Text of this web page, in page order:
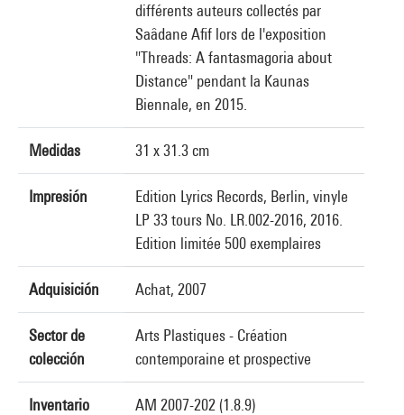
différents auteurs collectés par
Saâdane Afif lors de l'exposition
"Threads: A fantasmagoria about
Distance" pendant la Kaunas
Biennale, en 2015.
Medidas 31 x 31.3 cm
Impresión
Edition Lyrics Records, Berlin, vinyle
LP 33 tours No. LR.002-2016, 2016.
Edition limitée 500 exemplaires
Adquisición Achat, 2007
Sector de
colección
Arts Plastiques - Création
contemporaine et prospective
Inventario AM 2007-202 (1.8.9)